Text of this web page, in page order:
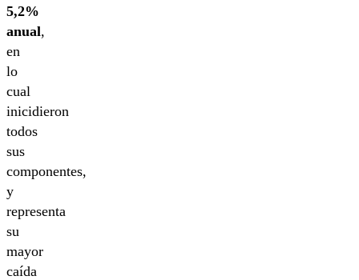
5,2%
anual,
en
lo
cual
inicidieron
todos
sus
componentes,
y
representa
su
mayor
caída